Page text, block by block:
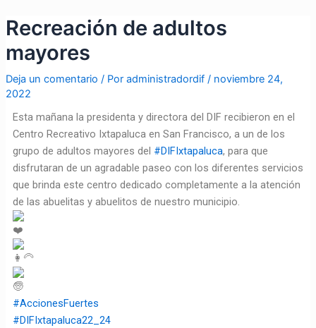
Recreación de adultos
mayores
Deja un comentario / Por administradordif / noviembre 24,
2022
Esta mañana la presidenta y directora del DIF recibieron en el
Centro Recreativo Ixtapaluca en San Francisco, a un de los
grupo de adultos mayores del #DIFIxtapaluca, para que
disfrutaran de un agradable paseo con los diferentes servicios
que brinda este centro dedicado completamente a la atención
de las abuelitas y abuelitos de nuestro municipio.
#AccionesFuertes
#DIFIxtapaluca22_24
de